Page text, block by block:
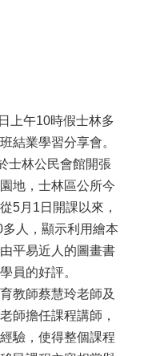
上午10時假士林多
結業學習分享會。
士林公民會館開張
地，士林區公所今
5月1日開課以來，
人，顯示利用繪本
平易近人的圖畫書
員的好評。
教師蔡慧玲老師及
師擔任課程講師，
驗，使得整個課程